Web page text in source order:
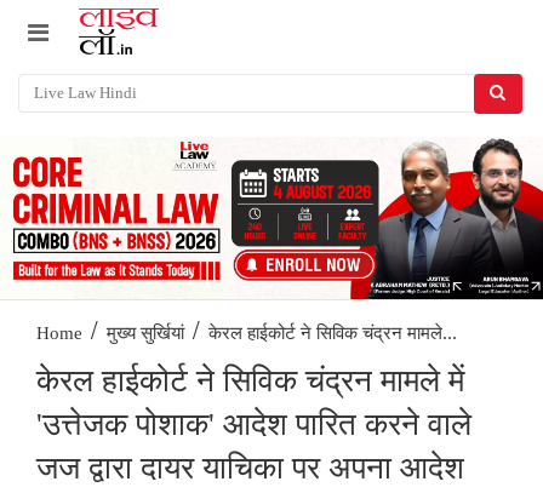
Home / मुख्य सुर्खियां / केरल हाईकोर्ट ने सिविक चंद्रन मामले...
केरल हाईकोर्ट ने सिविक चंद्रन मामले में
'उत्तेजक पोशाक' आदेश पारित करने वाले
जज द्वारा दायर याचिका पर अपना आदेश